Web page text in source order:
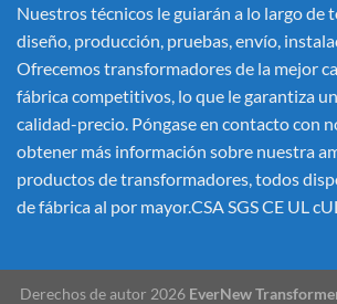
Nuestros técnicos le guiarán a lo largo de
diseño, producción, pruebas, envío,
Ofrecemos transformadores de la mejor
fábrica competitivos, lo que le garantiza
calidad-precio. Póngase en contacto con
obtener más información sobre nuestra
productos de transformadores, todos
de fábrica al por mayor.CSA SGS CE UL
Derechos de autor 2026 EverNew